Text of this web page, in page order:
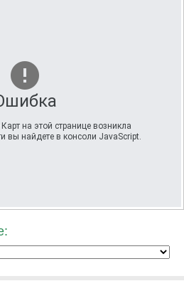
Карт на этой странице возникла
вы найдете в консоли JavaScript.